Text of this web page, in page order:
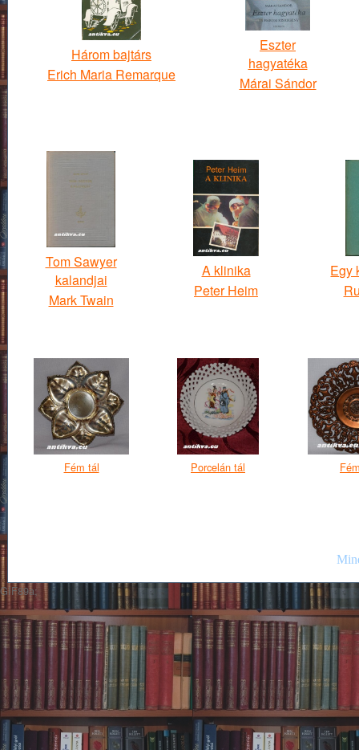
Három bajtárs
Erich Maria Remarque
Eszter
hagyatéka
Márai Sándor
Tom Sawyer
kalandjai
Mark Twain
A klinika
Peter Heim
Egy
Fém tál Porcelán tál
GIF89a;